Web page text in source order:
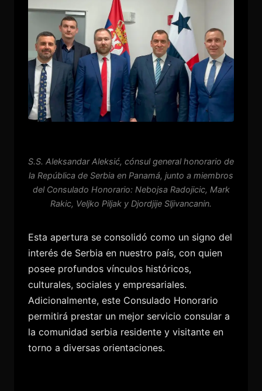
S.S. Aleksandar Aleksić, cónsul general honorario de
la República de Serbia en Panamá, junto a miembros
del Consulado Honorario: Nebojsa Radojicic, Mark
Rakic, Veljko Piljak y Djordjije Sljivancanin.
Esta apertura se consolidó como un signo del
interés de Serbia en nuestro país, con quien
posee profundos vínculos históricos,
culturales, sociales y empresariales.
Adicionalmente, este Consulado Honorario
permitirá prestar un mejor servicio consular a
la comunidad serbia residente y visitante en
torno a diversas orientaciones.